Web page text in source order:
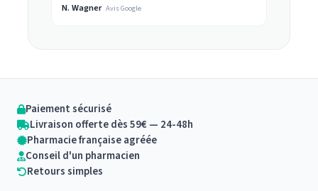
N. Wagner Avis Google
Paiement sécurisé
Livraison offerte dès 59€ — 24-48h
Pharmacie française agréée
Conseil d'un pharmacien
Retours simples